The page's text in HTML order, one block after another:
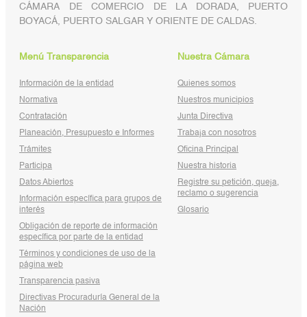
CÁMARA DE COMERCIO DE LA DORADA, PUERTO
BOYACÁ, PUERTO SALGAR Y ORIENTE DE CALDAS.
Menú Transparencia
Información de la entidad
Normativa
Contratación
Planeación, Presupuesto e Informes
Trámites
Participa
Datos Abiertos
Información específica para grupos de
interés
Obligación de reporte de información
específica por parte de la entidad
Términos y condiciones de uso de la
página web
Transparencia pasiva
Directivas Procuraduría General de la
Nación
Nuestra Cámara
Quienes somos
Nuestros municipios
Junta Directiva
Trabaja con nosotros
Oficina Principal
Nuestra historia
Registre su petición, queja,
reclamo o sugerencia
Glosario